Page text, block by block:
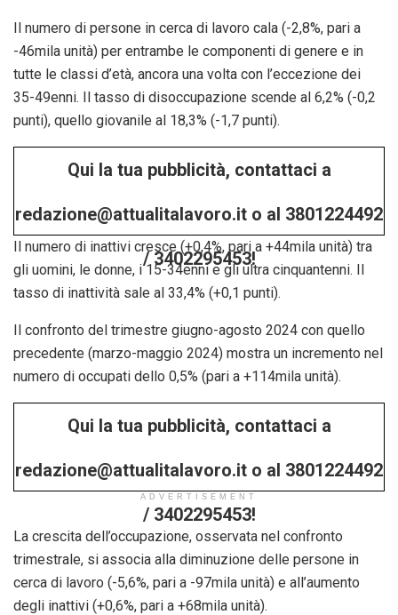
Il numero di persone in cerca di lavoro cala (-2,8%, pari a
-46mila unità) per entrambe le componenti di genere e in
tutte le classi d’età, ancora una volta con l’eccezione dei
35-49enni. Il tasso di disoccupazione scende al 6,2% (-0,2
punti), quello giovanile al 18,3% (-1,7 punti).
Qui la tua pubblicità, contattaci a
redazione@attualitalavoro.it o al 3801224492
/ 3402295453!
Il numero di inattivi cresce (+0,4%, pari a +44mila unità) tra
gli uomini, le donne, i 15-34enni e gli ultra cinquantenni. Il
tasso di inattività sale al 33,4% (+0,1 punti).
Il confronto del trimestre giugno-agosto 2024 con quello
precedente (marzo-maggio 2024) mostra un incremento nel
numero di occupati dello 0,5% (pari a +114mila unità).
Qui la tua pubblicità, contattaci a
redazione@attualitalavoro.it o al 3801224492
/ 3402295453!
ADVERTISEMENT
La crescita dell’occupazione, osservata nel confronto
trimestrale, si associa alla diminuzione delle persone in
cerca di lavoro (-5,6%, pari a -97mila unità) e all’aumento
degli inattivi (+0,6%, pari a +68mila unità).